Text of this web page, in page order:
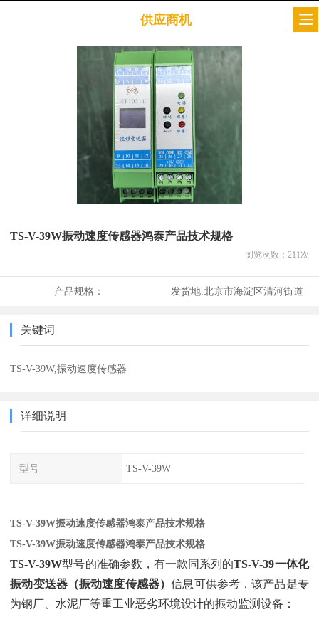
供应商机
TS-V-39W振动速度传感器鸿泰产品技术规格
浏览次数： 211 次
产品规格： 发货地:北京市海淀区清河街道
关键词
TS-V-39W,振动速度传感器
详细说明
型号 TS-V-39W
TS-V-39W振动速度传感器鸿泰产品技术规格
TS-V-39W振动速度传感器鸿泰产品技术规格
TS-V-39W‌型号的准确参数，有一款同系列的‌TS-V-39一体化
振动变送器（振动速度传感器）‌信息可供参考，该产品是专
为钢厂、水泥厂等重工业恶劣环境设计的振动监测设备：